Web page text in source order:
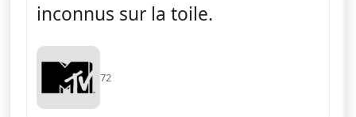
inconnus sur la toile.
72